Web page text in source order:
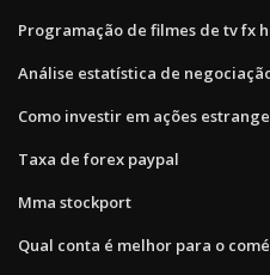
Programação de filmes de tv fx
Análise estatística de
Como investir em ações
Taxa de forex paypal
Mma stockport
Qual conta é melhor para o